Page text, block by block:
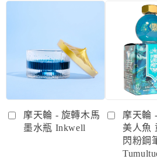
摩天輪 - 旋轉木馬
墨水瓶 Inkwell
摩天輪
美人魚
閃粉鋼